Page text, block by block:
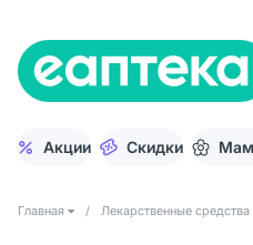
Акции Скидки
Главная / Лекарственные средства